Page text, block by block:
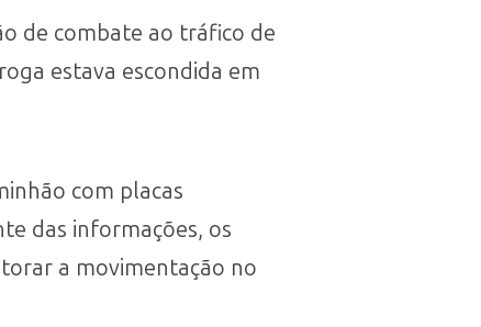
de combate ao tráfico de
estava escondida em
com placas
das informações, os
a movimentação no